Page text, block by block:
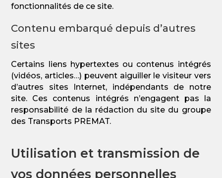
fonctionnalités de ce site.
Contenu embarqué depuis d’autres
sites
Certains liens hypertextes ou contenus intégrés
(vidéos, articles…) peuvent aiguiller le visiteur vers
d’autres sites Internet, indépendants de notre
site. Ces contenus intégrés n’engagent pas la
responsabilité de la rédaction du site du groupe
des Transports PREMAT.
Utilisation et transmission de
vos données personnelles